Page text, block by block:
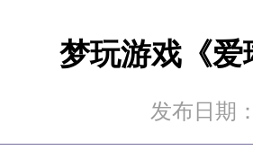
梦玩游戏《
发布日期